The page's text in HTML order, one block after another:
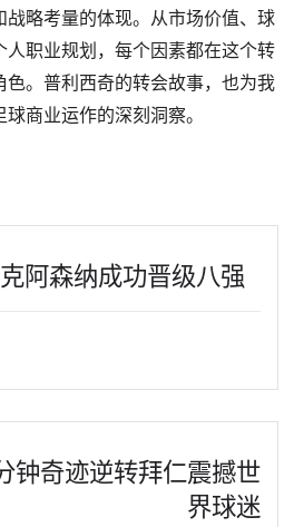
略考量的体现。从市场价值、球
职业规划，每个因素都在这个转
。普利西奇的转会故事，也为我
商业运作的深刻洞察。
阿森纳成功晋级八强
钟奇迹逆转拜仁震撼世
界球迷